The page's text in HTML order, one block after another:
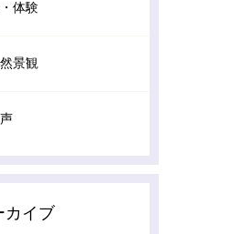
体験
景観
カイブ